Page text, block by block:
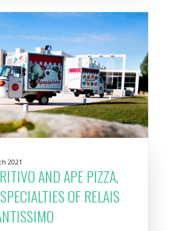
2021
AND APE PIZZA,
OF RELAIS